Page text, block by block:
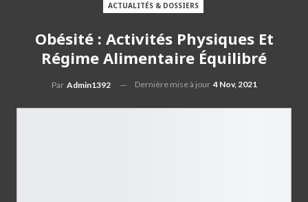
ACTUALITÉS & DOSSIERS
Obésité : Activités Physiques Et
Régime Alimentaire Équilibré
Par Admin1392 Dernière mise à jour 4 Nov, 2021